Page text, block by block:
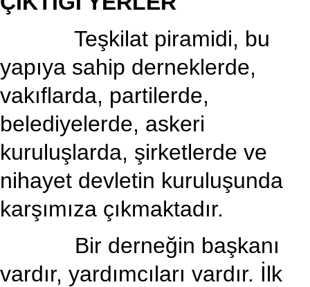
Teşkilat piramidi, bu
yapıya sahip derneklerde,
vakıflarda, partilerde,
belediyelerde, askeri
kuruluşlarda, şirketlerde ve
nihayet devletin kuruluşunda
karşımıza çıkmaktadır.
Bir derneğin başkanı
vardır, yardımcıları vardır. İlk